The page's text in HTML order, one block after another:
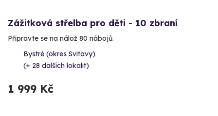
Zážitková střelba pro děti - 10 zbraní
Připravte se na nálož 80 nábojů.
Bystré (okres Svitavy)
(+ 28 dalších lokalit)
1 999 Kč